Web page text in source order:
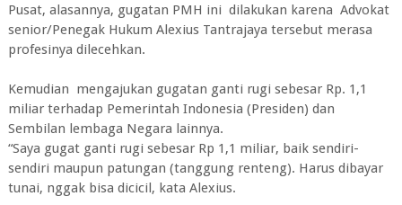
Pusat, alasannya, gugatan PMH ini dilakukan karena Advokat
senior/Penegak Hukum Alexius Tantrajaya tersebut merasa
profesinya dilecehkan.
Kemudian mengajukan gugatan ganti rugi sebesar Rp. 1,1
miliar terhadap Pemerintah Indonesia (Presiden) dan
Sembilan lembaga Negara lainnya.
“Saya gugat ganti rugi sebesar Rp 1,1 miliar, baik sendiri-
sendiri maupun patungan (tanggung renteng). Harus dibayar
tunai, nggak bisa dicicil, kata Alexius.